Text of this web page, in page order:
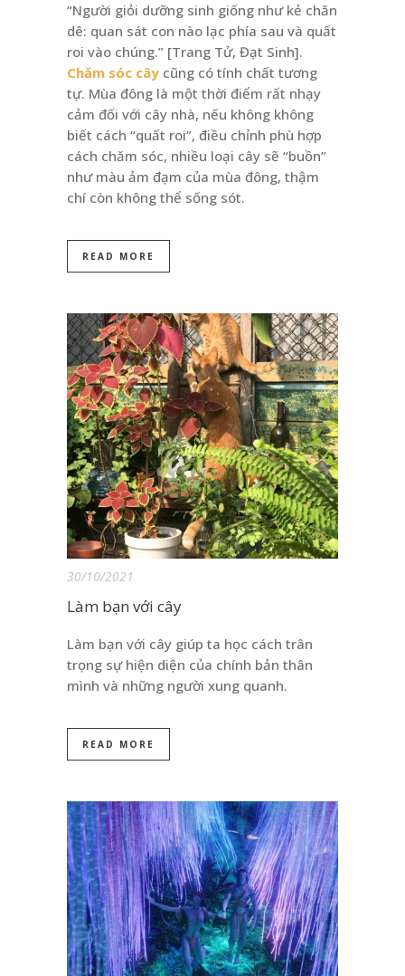
“Người giỏi dưỡng sinh giống như kẻ chăn
dê: quan sát con nào lạc phía sau và quất
roi vào chúng.” [Trang Tử, Đạt Sinh].
Chăm sóc cây cũng có tính chất tương
tự. Mùa đông là một thời điểm rất nhạy
cảm đối với cây nhà, nếu không không
biết cách “quất roi”, điều chỉnh phù hợp
cách chăm sóc, nhiều loại cây sẽ “buồn”
như màu ảm đạm của mùa đông, thậm
chí còn không thể sống sót.
READ MORE
30/10/2021
Làm bạn với cây
Làm bạn với cây giúp ta học cách trân
trọng sự hiện diện của chính bản thân
mình và những người xung quanh.
READ MORE